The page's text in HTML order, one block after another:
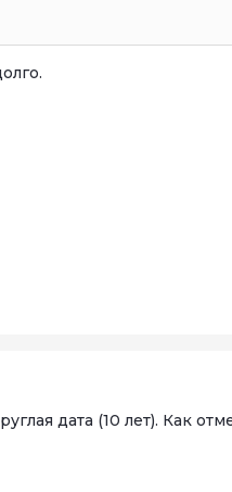
дата (10 лет). Как